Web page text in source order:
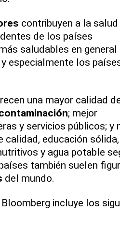
contribuyen a la
de los países
saludables en general
y especialmente los
una mayor calidad
; mejor
y servicios públicos; y
calidad, educación sólida,
y agua potable
también suelen
del mundo.
incluye los